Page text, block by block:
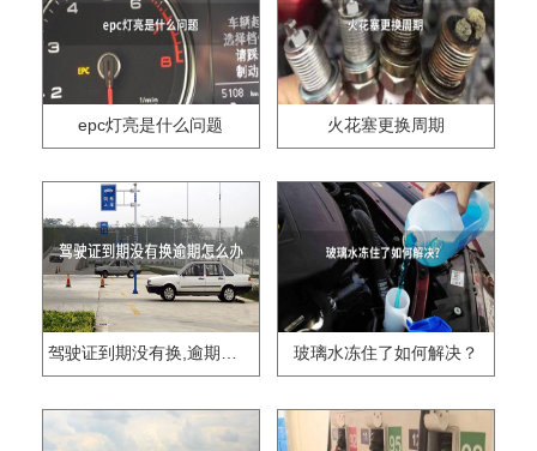
epc灯亮是什么问题 火花塞更换周期
驾驶证到期没有换,逾期怎么办?? 玻璃水冻住了如何解决？